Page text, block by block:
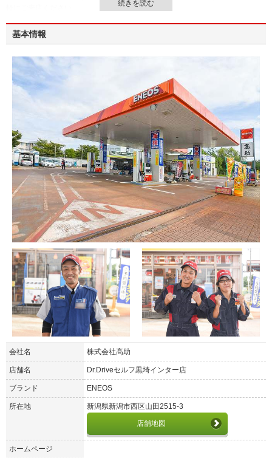
基本情報
会社名 株式会社髙助
店舗名 Dr.Driveセルフ黒埼インター店
ブランド ENEOS
所在地
新潟県新潟市西区山田2515-3
店舗地図
ホームページ